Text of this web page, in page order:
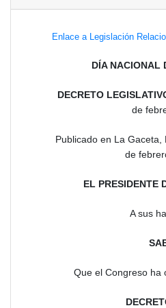
Enlace a Legislación
DÍA NACIONAL
DECRETO
de
Publicado en La Gaceta,
de
EL PRESIDENTE
A sus
Que el Congreso ha